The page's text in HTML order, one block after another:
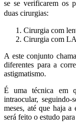
se se verificarem os
duas cirurgias:
Cirurgia com
Cirurgia com
A este conjunto
diferentes para a
astigmatismo.
É uma técnica em
intraocular,
meses, até que haja a
será feito o estudo